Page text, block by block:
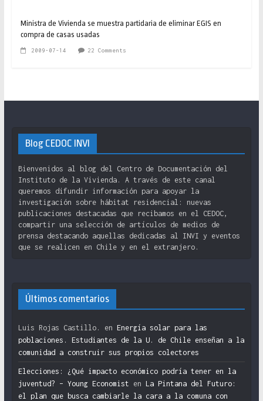
Ministra de Vivienda se muestra partidaria de eliminar EGIS en
compra de casas usadas
2009-07-14 22 Comments
Blog CEDOC INVI
Bienvenidos al blog del Centro de Documentación del
Instituto de la Vivienda. A través de este canal
queremos difundir información para apoyar la
investigación sobre hábitat residencial: nuevas
publicaciones destacadas que recibamos en el CEDOC,
compartir una selección de artículos de medios de
prensa destacando aquellas dedicadas al INVI y eventos
que se realicen en Chile y en el extranjero.
Últimos comentarios
Luis Rojas Castillo. en Energía solar para las
poblaciones. Estudiantes de la U. de Chile enseñan a la
comunidad a construir sus propios colectores
Elecciones: ¿Qué impacto económico podría tener en la
juventud? – Young Economist en La Pintana del Futuro:
el plan que busca cambiarle la cara a la comuna con